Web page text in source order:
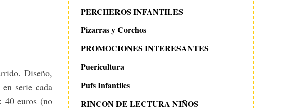
Diseño,
serie cada
40 euros (no
PERCHEROS INFANTILES
Pizarras y Corchos
PROMOCIONES INTERESANTES
Puericultura
Pufs Infantiles
RINCON DE LECTURA NIÑOS